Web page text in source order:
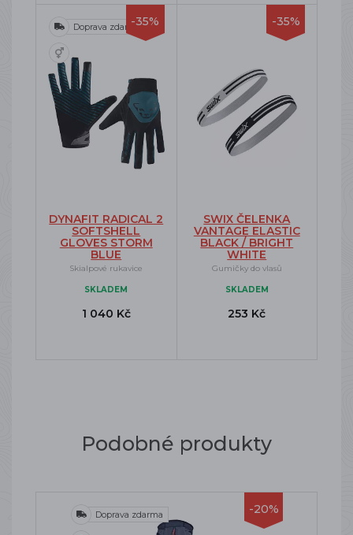
-35%
Doprava zdarma
DYNAFIT RADICAL 2
SOFTSHELL
GLOVES STORM
BLUE
Skialpové rukavice
SKLADEM
1 040 Kč
-35%
SWIX ČELENKA
VANTAGE ELASTIC
BLACK / BRIGHT
WHITE
Gumičky do vlasů
SKLADEM
253 Kč
Podobné produkty
-20%
Doprava zdarma